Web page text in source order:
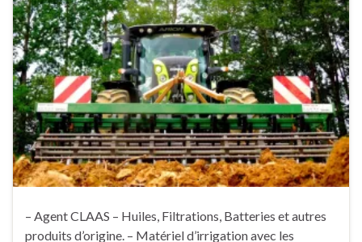
– Agent CLAAS – Huiles, Filtrations, Batteries et autres
produits d’origine. – Matériel d’irrigation avec les